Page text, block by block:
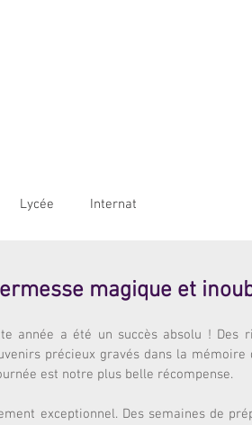
Lycée Internat
magique et
année a été un succès absolu ! Des
précieux gravés dans la mémoire
est notre plus belle récompense.
exceptionnel. Des semaines de